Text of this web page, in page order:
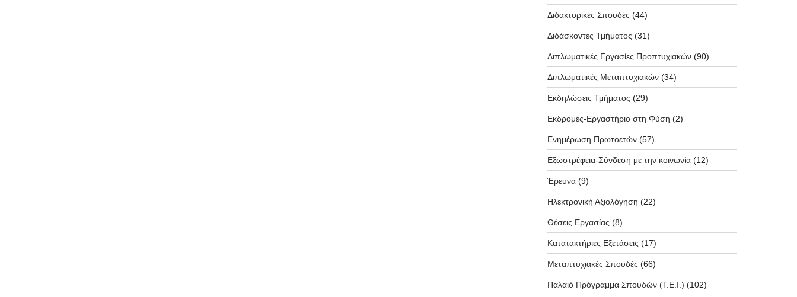
Διδακτορικές Σπουδές (44)
Διδάσκοντες Τμήματος (31)
Διπλωματικές Εργασίες Προπτυχιακών(90)
Διπλωματικές Μεταπτυχιακών(34)
Εκδηλώσεις Τμήματος (29)
Εκδρομές-Εργαστήριο στη Φύση (2)
Ενημέρωση Πρωτοετών(57)
Εξωστρέφεια-Σύνδεση με την κοινωνία(12)
Έρευνα(9)
Ηλεκτρονική Αξιολόγηση (22)
Θέσεις Εργασίας (8)
Κατατακτήριες Εξετάσεις (17)
Μεταπτυχιακές Σπουδές (66)
Παλαιό Πρόγραμμα Σπουδών (T.E.I.) (102)